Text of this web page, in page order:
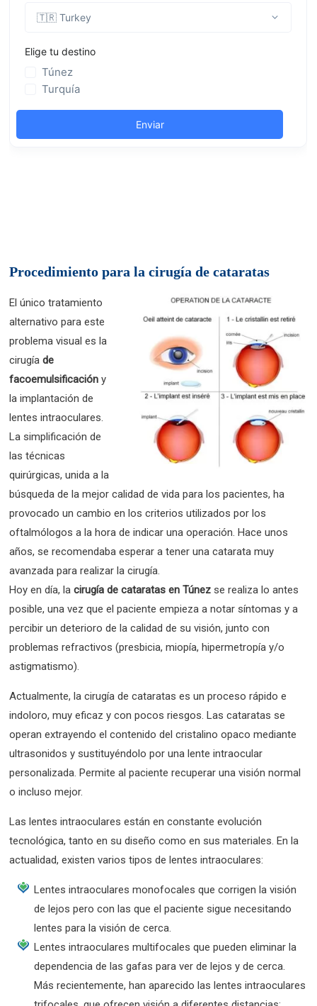
Procedimiento para la cirugía de cataratas
El único tratamiento
alternativo para este
problema visual es la
cirugíade
facoemulsificación y
la implantación de
lentes intraoculares.
La simplificación de
las técnicas
quirúrgicas, unida a la
búsqueda de la mejor calidad de vida para los pacientes, ha
provocado un cambio en los criterios utilizados por los
oftalmólogos a la hora de indicar una operación. Hace unos
años, se recomendaba esperar a tener una catarata muy
avanzada para realizar la cirugía.
Hoy en día, lacirugía de cataratas en Túnez se realiza lo antes
posible, una vez que el paciente empieza a notar síntomas y a
percibir un deterioro de la calidad de su visión, junto con
problemas refractivos (presbicia, miopía, hipermetropía y/o
astigmatismo).
Actualmente, la cirugía de cataratas es un proceso rápido e
indoloro, muy eficaz y con pocos riesgos. Las cataratas se
operan extrayendo el contenido del cristalino opaco mediante
ultrasonidos y sustituyéndolo por una lente intraocular
personalizada. Permite al paciente recuperar una visión normal
o incluso mejor.
Las lentes intraoculares están en constante evolución
tecnológica, tanto en su diseño como en sus materiales. En la
actualidad, existen varios tipos de lentes intraoculares:
Lentes intraoculares monofocales que corrigen la visión
de lejos pero con las que el paciente sigue necesitando
lentes para la visión de cerca.
Lentes intraoculares multifocales que pueden eliminar la
dependencia de las gafas para ver de lejos y de cerca.
Más recientemente, han aparecido las lentes intraoculares